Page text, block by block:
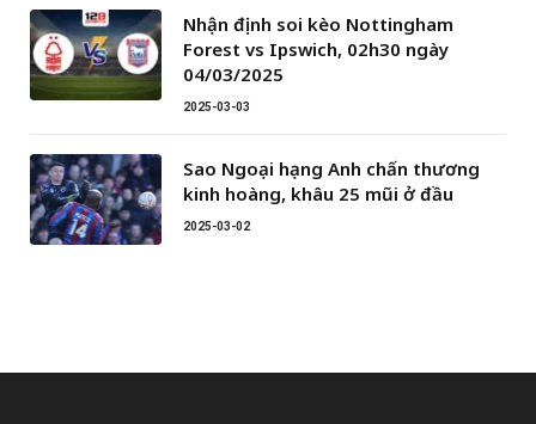
Nhận định soi kèo Nottingham
Forest vs Ipswich, 02h30 ngày
04/03/2025
2025-03-03
Sao Ngoại hạng Anh chấn thương
kinh hoàng, khâu 25 mũi ở đầu
2025-03-02